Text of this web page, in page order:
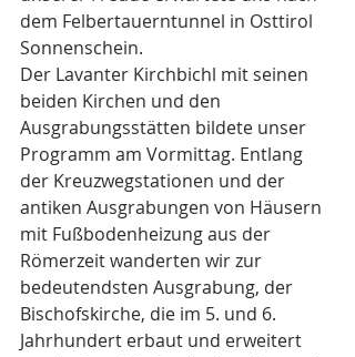
dem Felbertauerntunnel in Osttirol
Sonnenschein.
Der Lavanter Kirchbichl mit seinen
beiden Kirchen und den
Ausgrabungsstätten bildete unser
Programm am Vormittag. Entlang
der Kreuzwegstationen und der
antiken Ausgrabungen von Häusern
mit Fußbodenheizung aus der
Römerzeit wanderten wir zur
bedeutendsten Ausgrabung, der
Bischofskirche, die im 5. und 6.
Jahrhundert erbaut und erweitert